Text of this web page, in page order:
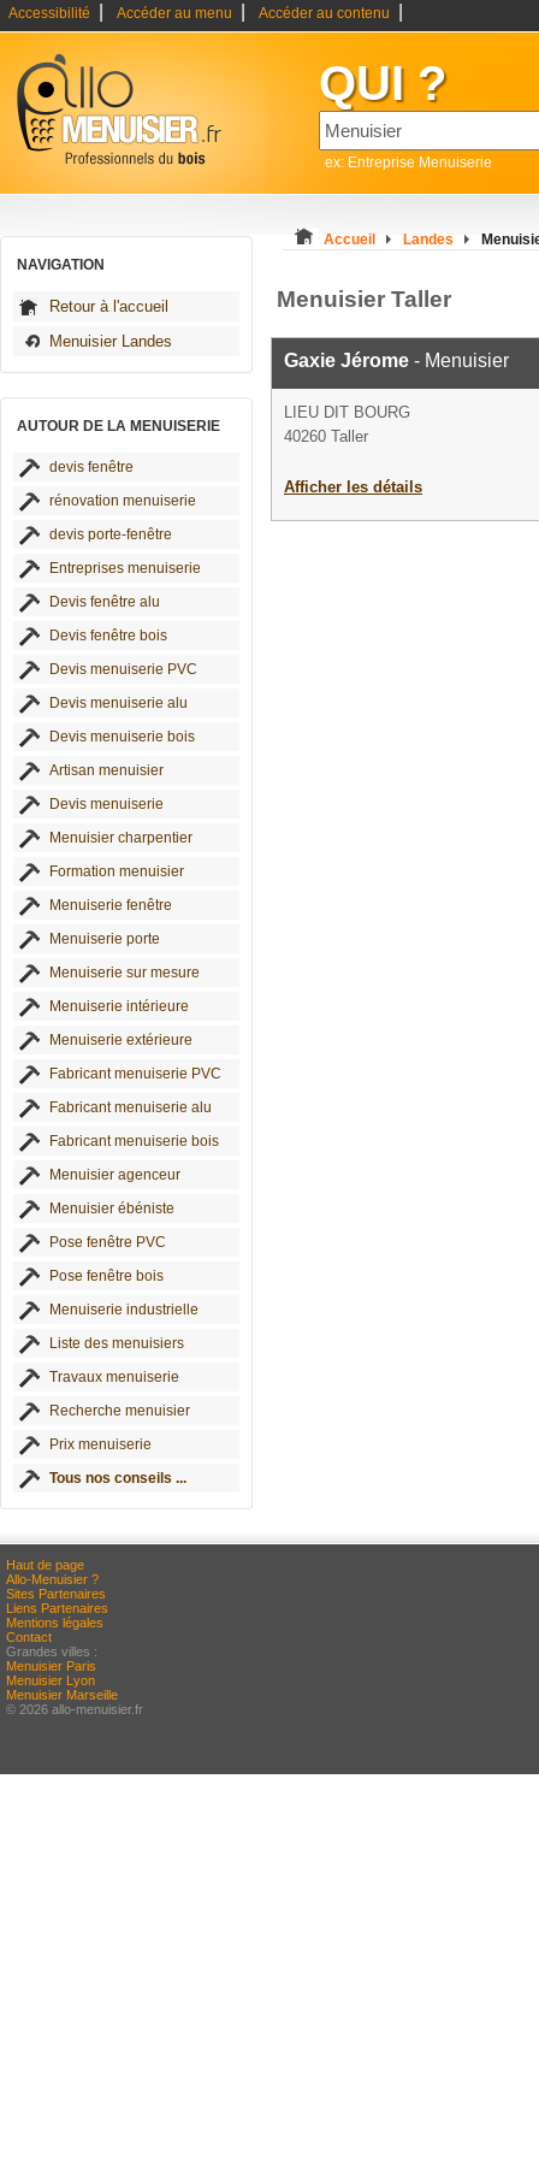
Accessibilité Accéder au menu Accéder au contenu
QUI ?
ex: Entreprise Menuiserie
NAVIGATION
Retour à l'accueil
Menuisier Landes
AUTOUR DE LA MENUISERIE
devis fenêtre
rénovation menuiserie
devis porte-fenêtre
Entreprises menuiserie
Devis fenêtre alu
Devis fenêtre bois
Devis menuiserie PVC
Devis menuiserie alu
Devis menuiserie bois
Artisan menuisier
Devis menuiserie
Menuisier charpentier
Formation menuisier
Menuiserie fenêtre
Menuiserie porte
Menuiserie sur mesure
Menuiserie intérieure
Menuiserie extérieure
Fabricant menuiserie PVC
Fabricant menuiserie alu
Fabricant menuiserie bois
Menuisier agenceur
Menuisier ébéniste
Pose fenêtre PVC
Pose fenêtre bois
Menuiserie industrielle
Liste des menuisiers
Travaux menuiserie
Recherche menuisier
Prix menuiserie
Tous nos conseils ...
Accueil Landes
Menuisier Taller
Gaxie Jérome - Menuisier
LIEU DIT BOURG
40260 Taller
Afficher les détails
Haut de page
Allo-Menuisier ?
Sites Partenaires
Liens Partenaires
Mentions légales
Contact
Grandes villes :
Menuisier Paris
Menuisier Lyon
Menuisier Marseille
© 2026 allo-menuisier.fr